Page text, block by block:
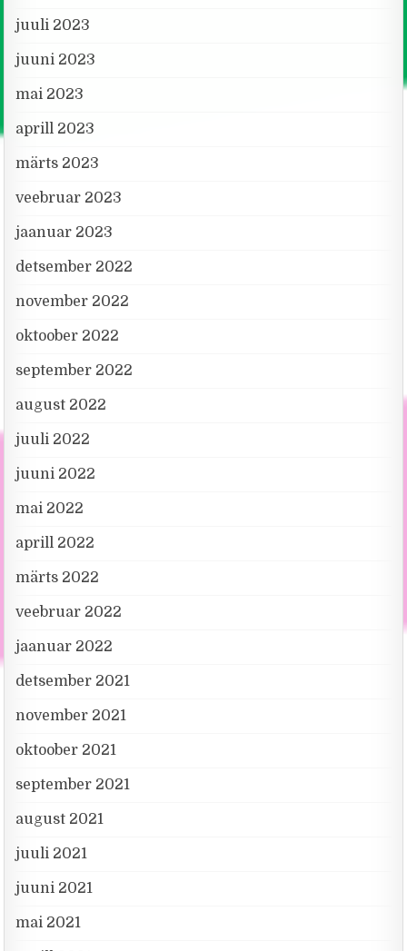
juuli 2023
juuni 2023
mai 2023
aprill 2023
märts 2023
veebruar 2023
jaanuar 2023
detsember 2022
november 2022
oktoober 2022
september 2022
august 2022
juuli 2022
juuni 2022
mai 2022
aprill 2022
märts 2022
veebruar 2022
jaanuar 2022
detsember 2021
november 2021
oktoober 2021
september 2021
august 2021
juuli 2021
juuni 2021
mai 2021